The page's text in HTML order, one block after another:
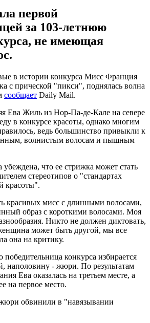
первой
за 103-летнюю
не имеющая
в истории конкурса Мисс Франция
с прической "пикси", поднялась волна
сообщает Daily Mail.
Ева Жиль из Нор-Па-де-Кале на севере
в конкурсе красоты, однако многим
ведь большинство привыкли к
волнистым волосам и пышным
что ее стрижка может стать
стереотипов о "стандартах
красоты".
красивых мисс с длинными волосами,
образ с короткими волосами. Моя
Никто не должен диктовать,
может быть другой, мы все
она на критику.
победительница конкурса избирается
наполовину - жюри. По результатам
Ева оказалась на третьем месте, а
на первое место.
обвинили в "навязывании